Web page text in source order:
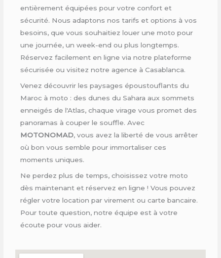
entièrement équipées pour votre confort et
sécurité. Nous adaptons nos tarifs et options à vos
besoins, que vous souhaitiez louer une moto pour
une journée, un week-end ou plus longtemps.
Réservez facilement en ligne via notre plateforme
sécurisée ou visitez notre agence à Casablanca.
Venez découvrir les paysages époustouflants du
Maroc à moto : des dunes du Sahara aux sommets
enneigés de l'Atlas, chaque virage vous promet des
panoramas à couper le souffle. Avec
MOTONOMAD, vous avez la liberté de vous arrêter
où bon vous semble pour immortaliser ces
moments uniques.
Ne perdez plus de temps, choisissez votre moto
dès maintenant et réservez en ligne ! Vous pouvez
régler votre location par virement ou carte bancaire.
Pour toute question, notre équipe est à votre
écoute pour vous aider.